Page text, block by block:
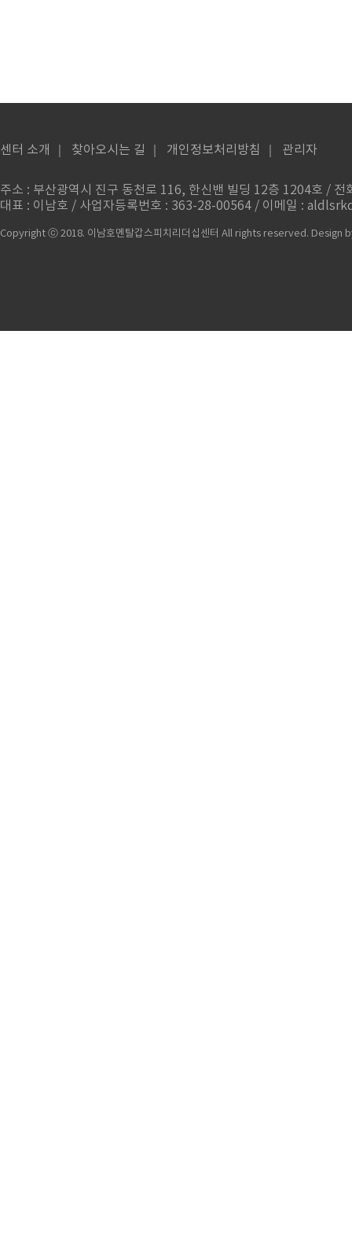
센터 소개 찾아오시는 길 개인정보처리방침 관리자
주소 : 부산광역시 진구 동천로 116, 한신밴 빌딩 12층 1204호 /
대표 : 이남호 / 사업자등록번호 : 363-28-00564 / 이메일 :
Copyright ⓒ 2018. 이남호멘탈갑스피치리더십센터 All rights reserved. Design